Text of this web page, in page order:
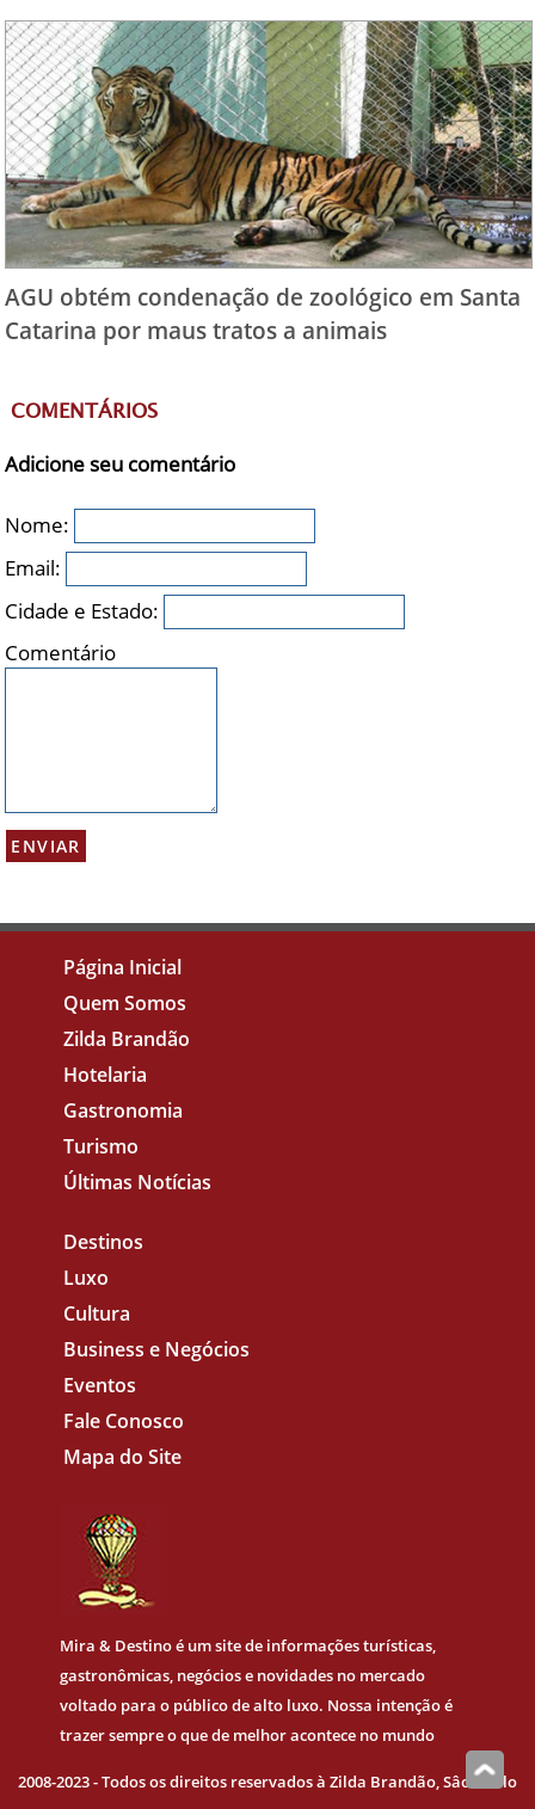
AGU obtém condenação de zoológico em Santa
Catarina por maus tratos a animais
COMENTÁRIOS
Adicione seu comentário
Nome:
Email:
Cidade e Estado:
Comentário
Página Inicial
Quem Somos
Zilda Brandão
Hotelaria
Gastronomia
Turismo
Últimas Notícias
Destinos
Luxo
Cultura
Business e Negócios
Eventos
Fale Conosco
Mapa do Site
Mira & Destinoé um site de informações turísticas,
gastronômicas, negócios e novidades no mercado
voltado para o público de alto luxo. Nossa intenção é
trazer sempre o que de melhor acontece no mundo
2008-2023 - Todos os direitos reservados à Zilda Brandão, Sâo Paulo